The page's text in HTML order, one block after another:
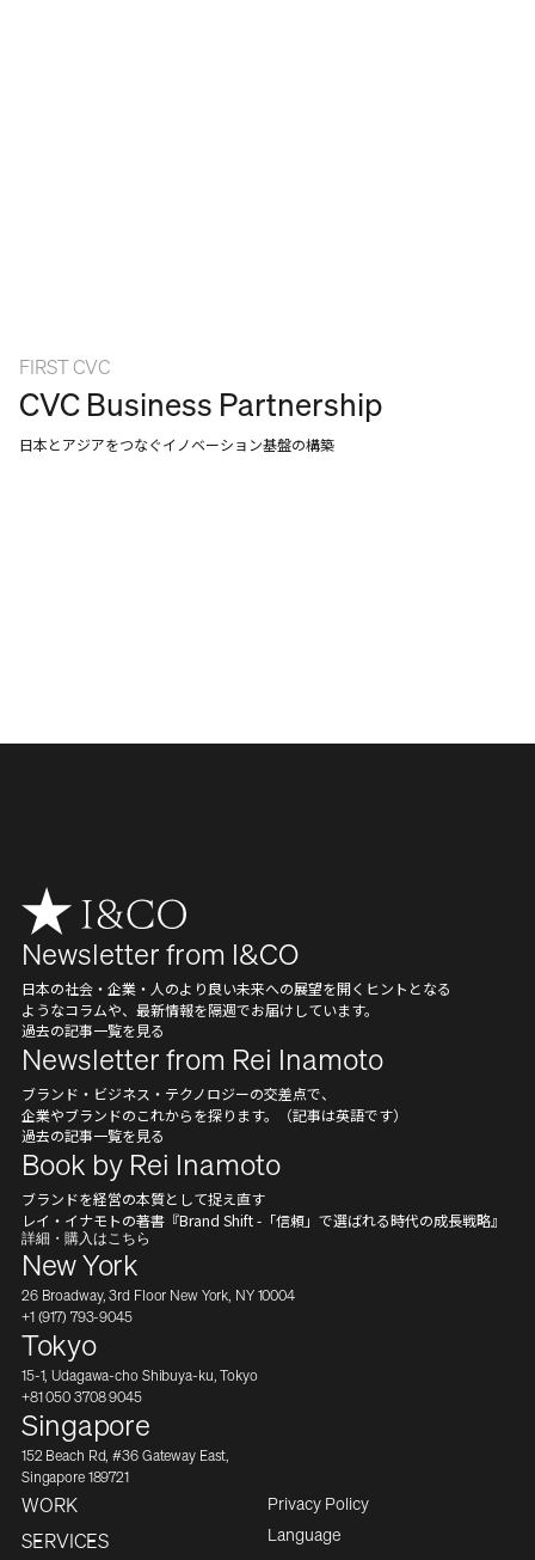
FIRST CVC
CVC Business Partnership
日本とアジアをつなぐイノベーション基盤の構築
Newsletter from I&CO
日本の社会・企業・人のより良い未来への展望を開くヒントとなる
ようなコラムや、最新情報を隔週でお届けしています。
過去の記事一覧を見る
Newsletter from Rei Inamoto
ブランド・ビジネス・テクノロジーの交差点で、
企業やブランドのこれからを探ります。（記事は英語です）
過去の記事一覧を見る
Book by Rei Inamoto
ブランドを経営の本質として捉え直す
レイ・イナモトの著書『Brand Shift -「信頼」で選ばれる時代の成長戦略』
詳細・購入はこちら
New York
26 Broadway, 3rd Floor New York, NY 10004
+1 (917) 793-9045
Tokyo
15-1, Udagawa-cho Shibuya-ku, Tokyo
+81 050 3708 9045
Singapore
152 Beach Rd, #36 Gateway East,
Singapore 189721
WORK
SERVICES
Privacy Policy
Language
Japanese